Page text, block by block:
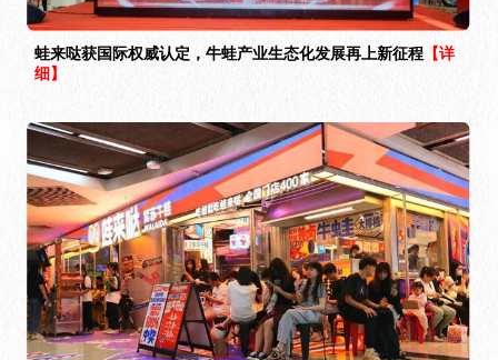
蛙来哒获国际权威认定，牛蛙产业生态化发展再上新征程 【详
细】